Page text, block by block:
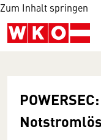
Zum Inhalt springen